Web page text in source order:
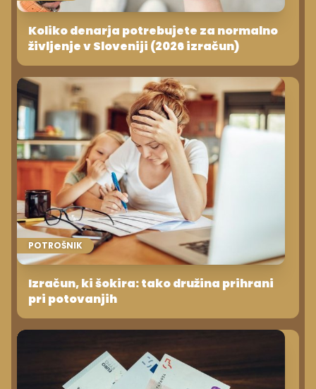
Koliko denarja potrebujete za normalno
življenje v Sloveniji (2026 izračun)
POTROŠNIK
Izračun, ki šokira: tako družina prihrani
pri potovanjih